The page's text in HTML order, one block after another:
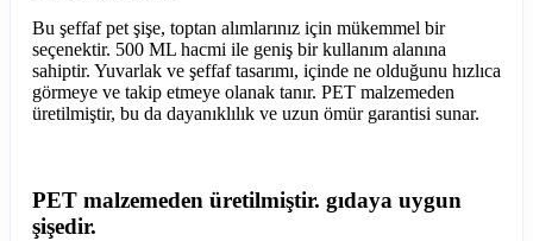
Bu şeffaf pet şişe, toptan alımlarınız için mükemmel bir
seçenektir. 500 ML hacmi ile geniş bir kullanım alanına
sahiptir. Yuvarlak ve şeffaf tasarımı, içinde ne olduğunu hızlıca
görmeye ve takip etmeye olanak tanır. PET malzemeden
üretilmiştir, bu da dayanıklılık ve uzun ömür garantisi sunar.
PET malzemeden üretilmiştir. gıdaya uygun
şişedir.